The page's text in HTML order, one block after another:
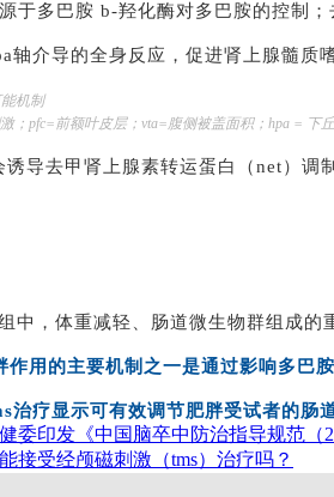
于多巴胺 b-羟化酶对多巴胺的控制
轴介导的全身反应，促进肾上腺髓
机制
；pfc=前额叶皮层；vta=腹侧被盖面积；hpa = 下
诱导去甲肾上腺素转运蛋白（net）
中，体重减轻、肠道微生物群组成
用的主要机制之一是通过影响多巴
治疗显示可有效调节肥胖受试者的肠
委印发《中国脑卒中防治指导规范（
接受经颅磁刺激（tms）治疗吗？